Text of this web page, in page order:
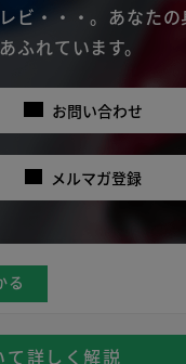
ビ・・・。 あなた
ふれています。
お問い合わせ
メルマガ登録
る
て詳しく解説